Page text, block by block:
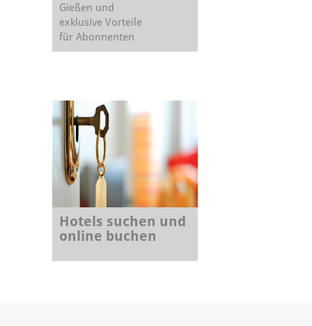
Gießen und
exklusive Vorteile
für Abonnenten
Hotels suchen und
online buchen